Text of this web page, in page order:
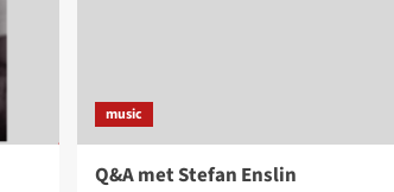
music
Q&A met Stefan Enslin